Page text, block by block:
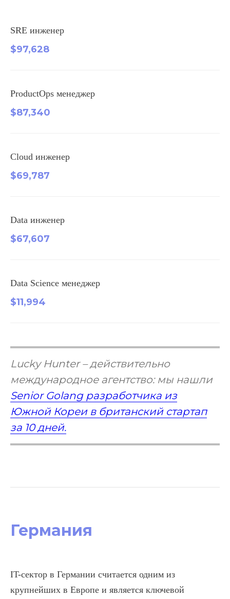
SRE инженер
$97,628
ProductOps менеджер
$87,340
Cloud инженер
$69,787
Data инженер
$67,607
Data Science менеджер
$11,994
Lucky Hunter – действительно
международное агентство: мы нашли
Senior Golang разработчика из
Южной Кореи в британский стартап
за 10 дней.
Германия
IT-сектор в Германии считается одним из
крупнейших в Европе и является ключевой